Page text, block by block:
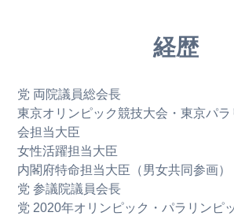
経歴
党 両院議員総会長
東京オリンピック競技大会・東京パ
会担当大臣
女性活躍担当大臣
内閣府特命担当大臣（男女共同参画）
党 参議院議員会長
党 2020年オリンピック・パラリンピ